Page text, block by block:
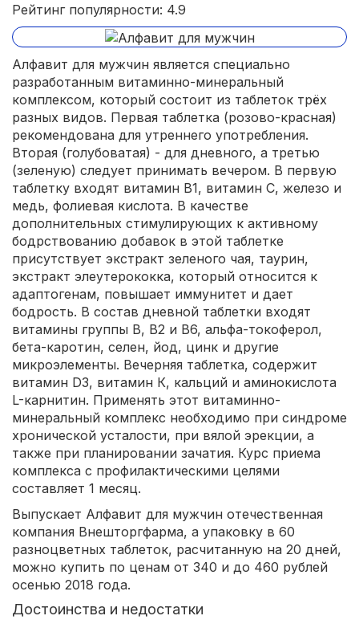
Рейтинг популярности: 4.9
Алфавит для мужчин является специально
разработанным витаминно-минеральный
комплексом, который состоит из таблеток трёх
разных видов. Первая таблетка (розово-красная)
рекомендована для утреннего употребления.
Вторая (голубоватая) - для дневного, а третью
(зеленую) следует принимать вечером. В первую
таблетку входят витамин B1, витамин C, железо и
медь, фолиевая кислота. В качестве
дополнительных стимулирующих к активному
бодрствованию добавок в этой таблетке
присутствует экстракт зеленого чая, таурин,
экстракт элеутерококка, который относится к
адаптогенам, повышает иммунитет и дает
бодрость. В состав дневной таблетки входят
витамины группы B, B2 и B6, альфа-токоферол,
бета-каротин, селен, йод, цинк и другие
микроэлементы. Вечерняя таблетка, содержит
витамин D3, витамин К, кальций и аминокислота
L-карнитин. Применять этот витаминно-
минеральный комплекс необходимо при синдроме
хронической усталости, при вялой эрекции, а
также при планировании зачатия. Курс приема
комплекса с профилактическими целями
составляет 1 месяц.
Выпускает Алфавит для мужчин отечественная
компания Внешторгфарма, а упаковку в 60
разноцветных таблеток, расчитанную на 20 дней,
можно купить по ценам от 340 и до 460 рублей
осенью 2018 года.
Достоинства и недостатки